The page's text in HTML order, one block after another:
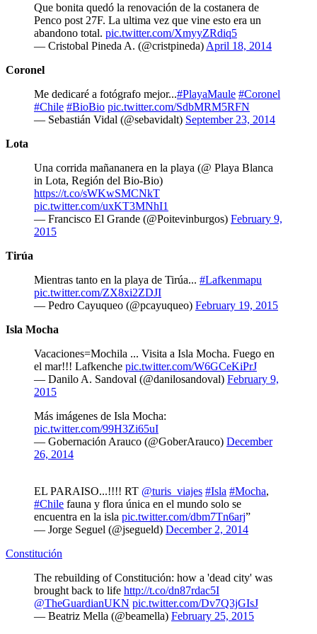
Que bonita quedó la renovación de la costanera de
Penco post 27F. La ultima vez que vine esto era un
abandono total. pic.twitter.com/XmyyZRdiq5
— Cristobal Pineda A. (@cristpineda) April 18, 2014
Coronel
Me dedicaré a fotógrafo mejor...#PlayaMaule #Coronel
#Chile #BioBio pic.twitter.com/SdbMRM5RFN
— Sebastián Vidal (@sebavidalt) September 23, 2014
Lota
Una corrida mañananera en la playa (@ Playa Blanca
in Lota, Región del Bio-Bio)
https://t.co/sWKwSMCNkT
pic.twitter.com/uxKT3MNhI1
— Francisco El Grande (@Poitevinburgos) February 9,
2015
Tirúa
Mientras tanto en la playa de Tirúa... #Lafkenmapu
pic.twitter.com/ZX8xi2ZDJI
— Pedro Cayuqueo (@pcayuqueo) February 19, 2015
Isla Mocha
Vacaciones=Mochila ... Visita a Isla Mocha. Fuego en
el mar!!! Lafkenche pic.twitter.com/W6GCeKiPrJ
— Danilo A. Sandoval (@danilosandoval) February 9,
2015
Más imágenes de Isla Mocha:
pic.twitter.com/99H3Zi65uI
— Gobernación Arauco (@GoberArauco) December
26, 2014
EL PARAISO...!!!! RT @turis_viajes #Isla #Mocha,
#Chile fauna y flora única en el mundo solo se
encuentra en la isla pic.twitter.com/dbm7Tn6arj”
— Jorge Seguel (@jsegueld) December 2, 2014
Constitución
The rebuilding of Constitución: how a 'dead city' was
brought back to life http://t.co/dn87rdac5I
@TheGuardianUKN pic.twitter.com/Dv7Q3jGIsJ
— Beatriz Mella (@beamella) February 25, 2015